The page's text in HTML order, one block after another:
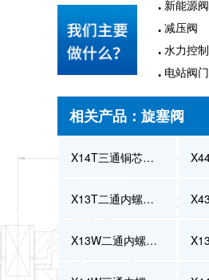
新能源
减压阀
水力控
电站阀门
相关产品：旋塞阀
X14T三通铜芯内螺纹旋塞阀
X13T二通内螺纹铜芯旋塞阀
X13W二通内螺纹不锈钢旋塞阀